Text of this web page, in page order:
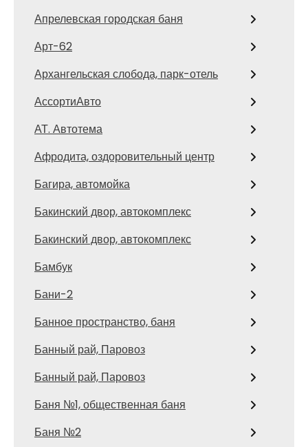
Апрелевская городская баня
Арт-62
Архангельская слобода, парк-отель
АссортиАвто
АТ. Автотема
Афродита, оздоровительный центр
Багира, автомойка
Бакинский двор, автокомплекс
Бакинский двор, автокомплекс
Бамбук
Бани-2
Банное пространство, баня
Банный рай, Паровоз
Банный рай, Паровоз
Баня №1, общественная баня
Баня №2